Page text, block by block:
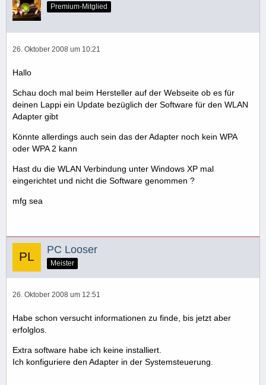
Premium-Mitglied
26. Oktober 2008 um 10:21
Hallo
Schau doch mal beim Hersteller auf der Webseite ob es für
deinen Lappi ein Update bezüglich der Software für den WLAN
Adapter gibt
Könnte allerdings auch sein das der Adapter noch kein WPA
oder WPA 2 kann
Hast du die WLAN Verbindung unter Windows XP mal
eingerichtet und nicht die Software genommen ?
mfg sea
PC Looser
Meister
26. Oktober 2008 um 12:51
Habe schon versucht informationen zu finde, bis jetzt aber
erfolglos.
Extra software habe ich keine installiert.
Ich konfiguriere den Adapter in der Systemsteuerung.